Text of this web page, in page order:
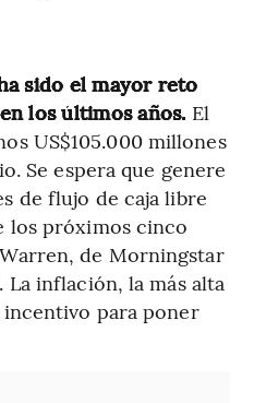
sido el mayor reto
los últimos años. El
US$105.000 millones
Se espera que genere
de flujo de caja libre
los próximos cinco
de Morningstar
La inflación, la más alta
incentivo para poner